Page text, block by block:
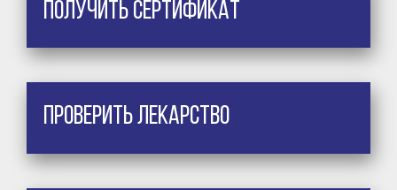
Получить сертификат
Проверить лекарство